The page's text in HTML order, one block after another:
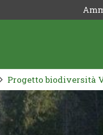
Progetto biodiversità